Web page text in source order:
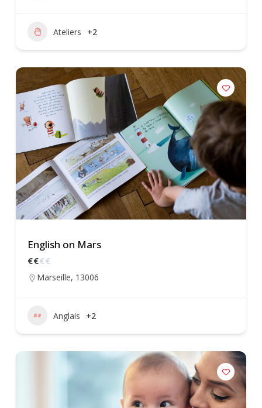
Ateliers +2
English on Mars
€€€€
Marseille, 13006
Anglais +2